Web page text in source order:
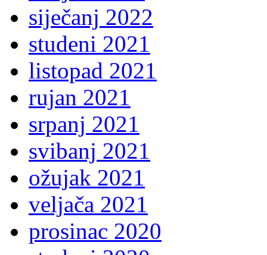
siječanj 2022
studeni 2021
listopad 2021
rujan 2021
srpanj 2021
svibanj 2021
ožujak 2021
veljača 2021
prosinac 2020